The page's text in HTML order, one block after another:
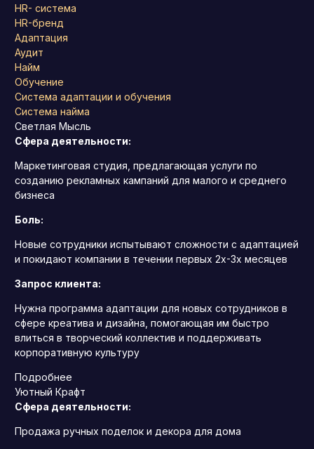
HR- система
HR-бренд
Адаптация
Аудит
Найм
Обучение
Система адаптации и обучения
Система найма
Светлая Мысль
Сфера деятельности:
Маркетинговая студия, предлагающая услуги по
созданию рекламных кампаний для малого и среднего
бизнеса
Боль:
Новые сотрудники испытывают сложности с адаптацией
и покидают компании в течении первых 2х-3х месяцев
Запрос клиента:
Нужна программа адаптации для новых сотрудников в
сфере креатива и дизайна, помогающая им быстро
влиться в творческий коллектив и поддерживать
корпоративную культуру
Подробнее
Уютный Крафт
Сфера деятельности:
Продажа ручных поделок и декора для дома